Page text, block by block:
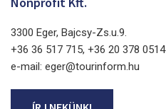
3300 Eger, Bajcsy-Zs.u.9.
+36 36 517 715, +36 20 378 0514
e-mail: eger@tourinform.hu